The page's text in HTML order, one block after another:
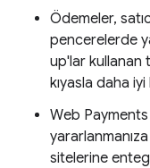
Ödemeler,
pencerelerde
up'lar kullanan
kıyasla daha
Web Payments
sitelerine